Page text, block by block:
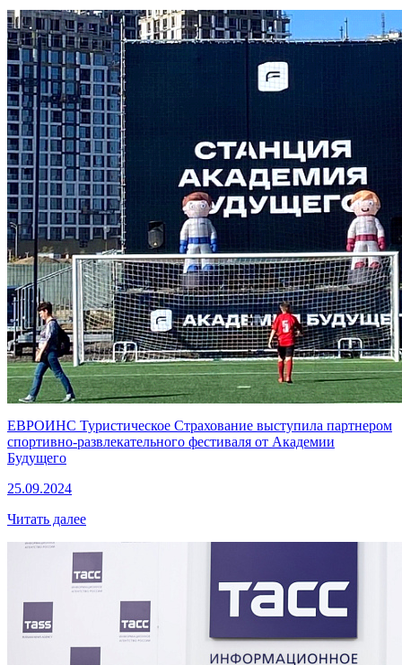
ЕВРОИНС Туристическое Страхование выступила партнером
спортивно-развлекательного фестиваля от Академии
Будущего
25.09.2024
Читать далее